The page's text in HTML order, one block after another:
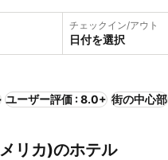
チェックイン/アウト
日付を選択
ユーザー評価 : 8.0+ 街の中心部
リカ)のホテル